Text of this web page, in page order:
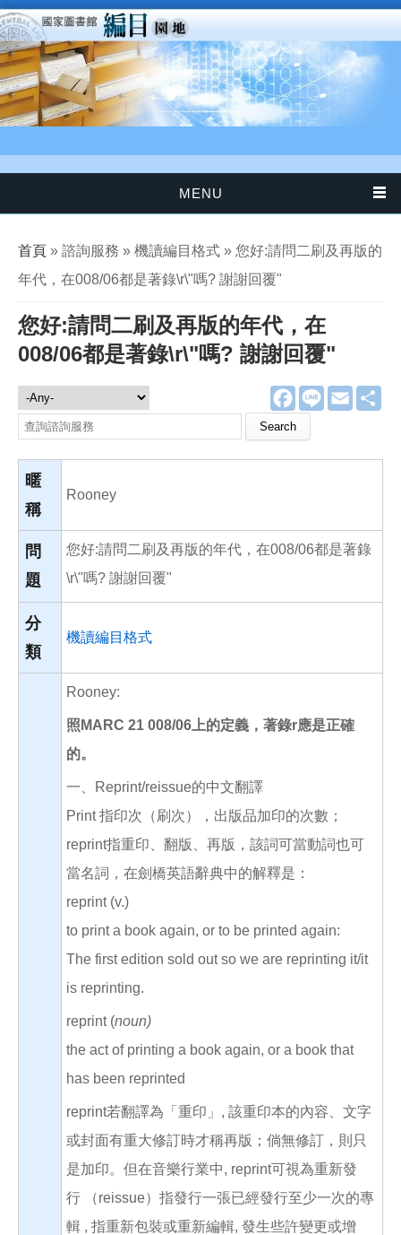
移至主內容
MENU
您在這裡
首頁 » 諮詢服務 » 機讀編目格式 » 您好:請問二刷及再版的
年代，在008/06都是著錄\r\"嗎? 謝謝回覆"
您好:請問二刷及再版的年代，在
008/06都是著錄\r\"嗎? 謝謝回覆"
F
a
e
o
L
E
m
諮詢服務
Search this site
暱
稱
Rooney
問
題
您好:請問二刷及再版的年代，在008/06都是著錄
\r\"嗎? 謝謝回覆"
分
類
機讀編目格式
Rooney:
照MARC 21 008/06上的定義 ， 著錄r應是正確
的。
一、Reprint/reissue的中文翻譯
Print 指印次（刷次），出版品加印的次數；
reprint指重印、翻版、再版，該詞可當動詞也可
當名詞，在劍橋英語辭典中的解釋是：
reprint (v.)
to print a book again, or to be printed again:
The first edition sold out so we are reprinting it/it
is reprinting.
reprint (noun)
the act of printing a book again, or a book that
has been reprinted
reprint若翻譯為「重印」, 該重印本的內容、文字
或封面有重大修訂時才稱再版；倘無修訂，則只
是加印。但在音樂行業中, reprint可視為重新發
行 （reissue）指發行一張已經發行至少一次的專
輯 , 指重新包裝或重新編輯, 發生些許變更或增